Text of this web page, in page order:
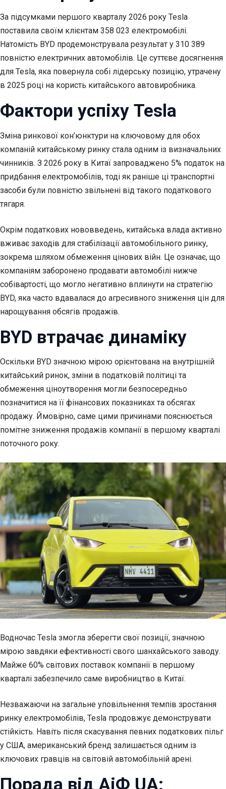
За підсумками першого кварталу 2026 року Tesla
поставила своїм клієнтам 358 023 електромобілі.
Натомість BYD продемонструвала результат у 310 389
повністю електричних автомобілів. Це суттєве досягнення
для Tesla, яка повернула собі лідерську позицію, утрачену
в 2025 році на користь китайського автовиробника.
Фактори успіху Tesla
Зміна ринкової кон’юнктури на ключовому для обох
компаній китайському ринку стала одним із визначальних
чинників. З 2026 року в Китаї запроваджено 5% податок на
придбання електромобілів, тоді як раніше ці транспортні
засоби були повністю звільнені від такого податкового
тягаря.
Окрім податкових нововведень, китайська влада активно
вживає заходів для стабілізації автомобільного ринку,
зокрема шляхом обмеження цінових війн. Це означає, що
компаніям заборонено продавати автомобілі нижче
собівартості, що могло негативно вплинути на стратегію
BYD, яка часто вдавалася до агресивного зниження цін для
нарощування обсягів продажів.
BYD втрачає динаміку
Оскільки BYD значною мірою орієнтована на внутрішній
китайський ринок, зміни в податковій політиці та
обмеження ціноутворення могли безпосередньо
позначитися на її фінансових показниках та обсягах
продажу. Ймовірно, саме цими причинами пояснюється
помітне зниження продажів компанії в першому кварталі
поточного року.
Водночас Tesla змогла зберегти свої позиції, значною
мірою завдяки ефективності свого шанхайського заводу.
Майже 60% світових поставок компанії в першому
кварталі забезпечило саме виробництво в Китаї.
Незважаючи на загальне уповільнення темпів зростання
ринку електромобілів, Tesla продовжує демонструвати
стійкість. Навіть після скасування певних податкових пільг
у США, американський бренд залишається одним із
ключових гравців на світовій автомобільній арені.